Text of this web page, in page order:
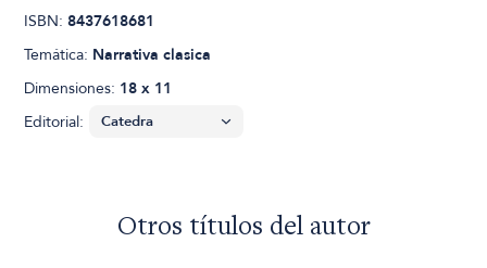
ISBN:8437618681
Temática: Narrativa clasica
Dimensiones: 18 x 11
Editorial:
Otros títulos del autor